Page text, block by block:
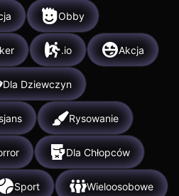
Obby
.io Akcja
Dla Dziewczyn
Rysowanie
Dla Chłopców
Sport Wieloosobowe